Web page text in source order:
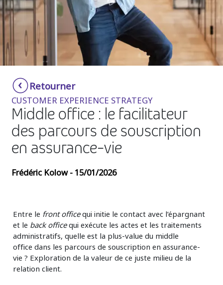
Smartshoring
Work-from-home solution
Insurance
Media
Retail and e-commerce
Travel, hospitality, and cargo
Retourner
CUSTOMER EXPERIENCE STRATEGY
Middle office : le facilitateur
des parcours de souscription
en assurance-vie
Frédéric Kolow - 15/01/2026
Entre le front officequi initie le contact avec l’épargnant
et le back officequi exécute les actes et les traitements
administratifs, quelle est la plus-value du middle
office dans les parcours de souscription en assurance-
vie ? Exploration de la valeur de ce juste milieu de la
relation client.